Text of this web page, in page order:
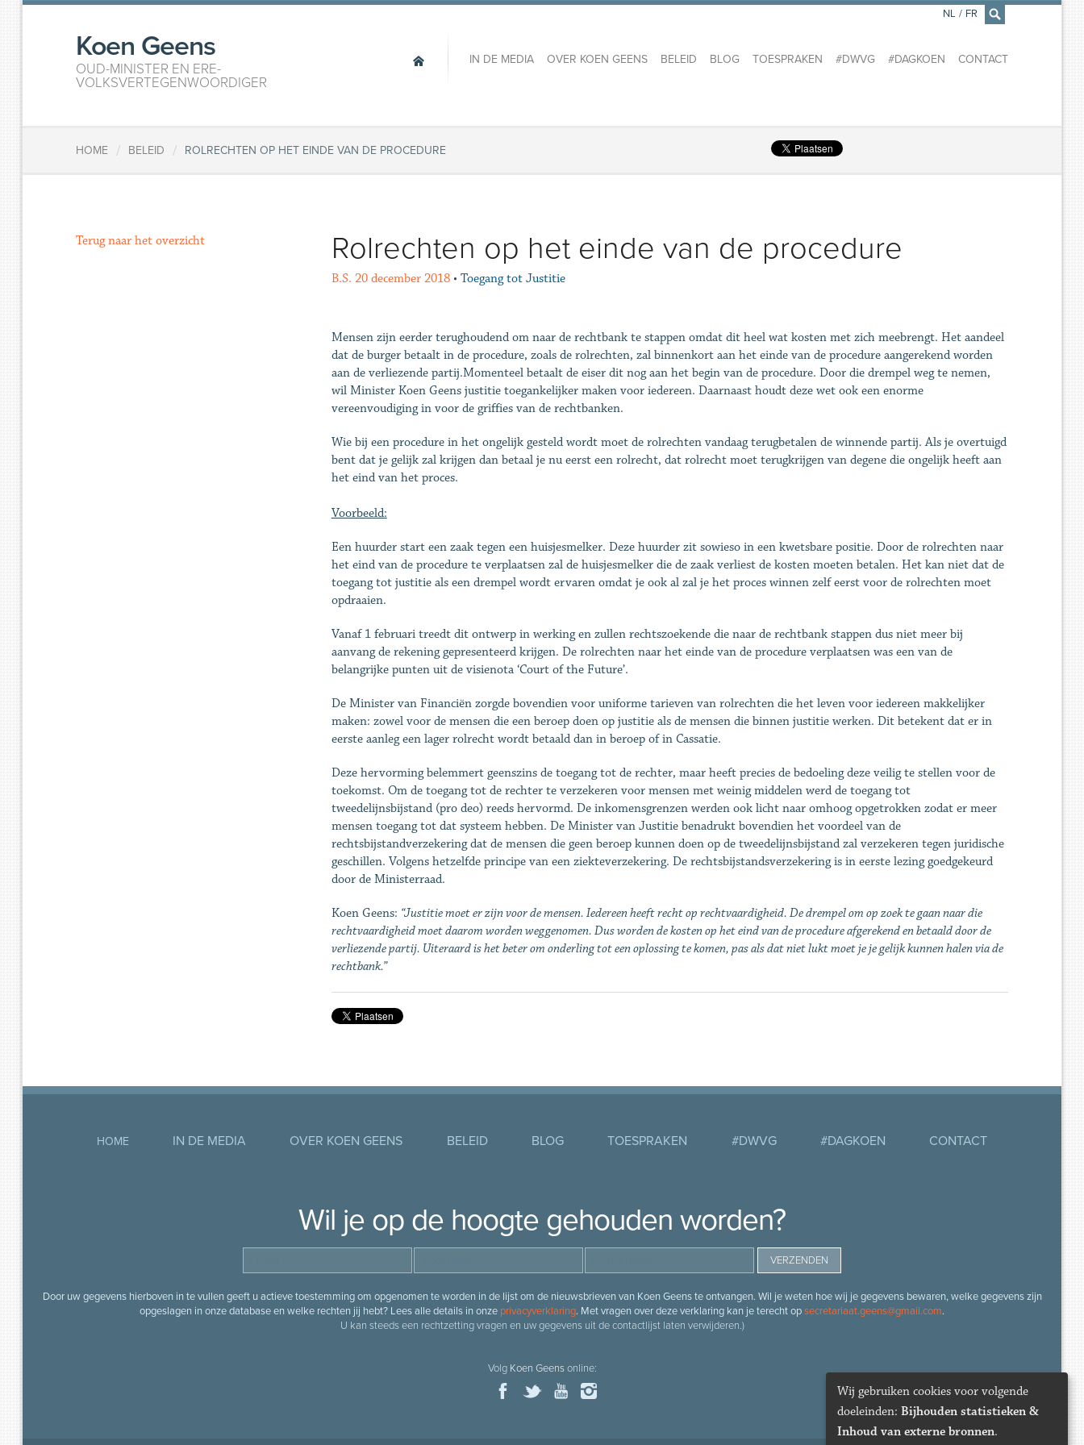
×
Koen Geens
OUD-MINISTER EN ERE-
VOLKSVERTEGENWOORDIGER
IN DE MEDIA OVER KOEN GEENS BELEID BLOG TOESPRAKEN #DWVG #DAGKOEN CONTACT
NL / FR
HOME / BELEID / ROLRECHTEN OP HET EINDE VAN DE PROCEDURE
Rolrechten op het einde van de procedure
B.S. 20 december 2018 • Toegang tot Justitie
Mensen zijn eerder terughoudend om naar de rechtbank te stappen omdat dit heel wat kosten met zich meebrengt. Het aandeel
dat de burger betaalt in de procedure, zoals de rolrechten, zal binnenkort aan het einde van de procedure aangerekend worden
aan de verliezende partij.Momenteel betaalt de eiser dit nog aan het begin van de procedure. Door die drempel weg te nemen,
wil Minister Koen Geens justitie toegankelijker maken voor iedereen. Daarnaast houdt deze wet ook een enorme
vereenvoudiging in voor de griffies van de rechtbanken.
Wie bij een procedure in het ongelijk gesteld wordt moet de rolrechten vandaag terugbetalen de winnende partij. Als je overtuigd
bent dat je gelijk zal krijgen dan betaal je nu eerst een rolrecht, dat rolrecht moet terugkrijgen van degene die ongelijk heeft aan
het eind van het proces.
Voorbeeld:
Een huurder start een zaak tegen een huisjesmelker. Deze huurder zit sowieso in een kwetsbare positie. Door de rolrechten naar
het eind van de procedure te verplaatsen zal de huisjesmelker die de zaak verliest de kosten moeten betalen. Het kan niet dat de
toegang tot justitie als een drempel wordt ervaren omdat je ook al zal je het proces winnen zelf eerst voor de rolrechten moet
opdraaien.
Vanaf 1 februari treedt dit ontwerp in werking en zullen rechtszoekende die naar de rechtbank stappen dus niet meer bij
aanvang de rekening gepresenteerd krijgen. De rolrechten naar het einde van de procedure verplaatsen was een van de
belangrijke punten uit de visienota ‘Court of the Future’.
De Minister van Financiën zorgde bovendien voor uniforme tarieven van rolrechten die het leven voor iedereen makkelijker
maken: zowel voor de mensen die een beroep doen op justitie als de mensen die binnen justitie werken. Dit betekent dat er in
eerste aanleg een lager rolrecht wordt betaald dan in beroep of in Cassatie.
Deze hervorming belemmert geenszins de toegang tot de rechter, maar heeft precies de bedoeling deze veilig te stellen voor de
toekomst. Om de toegang tot de rechter te verzekeren voor mensen met weinig middelen werd de toegang tot
tweedelijnsbijstand (pro deo) reeds hervormd. De inkomensgrenzen werden ook licht naar omhoog opgetrokken zodat er meer
mensen toegang tot dat systeem hebben. De Minister van Justitie benadrukt bovendien het voordeel van de
rechtsbijstandverzekering dat de mensen die geen beroep kunnen doen op de tweedelijnsbijstand zal verzekeren tegen juridische
geschillen. Volgens hetzelfde principe van een ziekteverzekering. De rechtsbijstandsverzekering is in eerste lezing goedgekeurd
door de Ministerraad.
Koen Geens: “Justitie moet er zijn voor de mensen. Iedereen heeft recht op rechtvaardigheid. De drempel om op zoek te gaan naar die
rechtvaardigheid moet daarom worden weggenomen. Dus worden de kosten op het eind van de procedure afgerekend en betaald door de
verliezende partij. Uiteraard is het beter om onderling tot een oplossing te komen, pas als dat niet lukt moet je je gelijk kunnen halen via de
rechtbank.”
Terug naar het overzicht
HOME IN DE MEDIA OVER KOEN GEENS BELEID BLOG TOESPRAKEN #DWVG #DAGKOEN CONTACT
Wil je op de hoogte gehouden worden?
Door uw gegevens hierboven in te vullen geeft u actieve toestemming om opgenomen te worden in de lijst om de nieuwsbrieven van Koen Geens te ontvangen. Wil je weten hoe wij je gegevens bewaren, welke gegevens zijn
opgeslagen in onze database en welke rechten jij hebt? Lees alle details in onze privacyverklaring. Met vragen over deze verklaring kan je terecht opsecretariaat.geens@gmail.com.
U kan steeds een rechtzetting vragen en uw gegevens uit de contactlijst laten verwijderen.)
Volg Koen Geensonline:
Wij gebruiken cookies voor volgende
doeleinden: Bijhouden statistieken &
Inhoud van externe bronnen.